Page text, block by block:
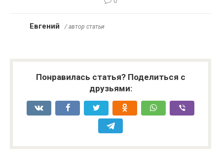
Евгений / автор статьи
Понравилась статья? Поделиться с
друзьями: